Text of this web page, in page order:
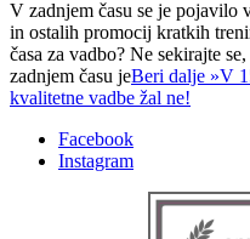
V zadnjem času se je pojavilo
in ostalih promocij kratkih
časa za vadbo? Ne sekirajte
zadnjem času jeBeri dalje »V
kvalitetne vadbe žal ne!
Facebook
Instagram